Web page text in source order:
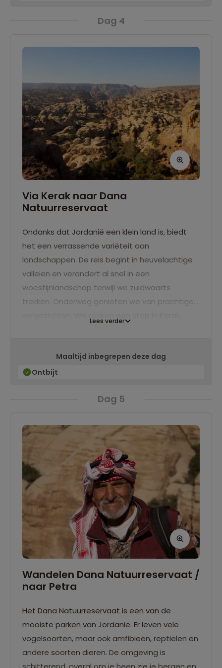
Dag 4
Via Kerak naar Dana
Natuurreservaat
Ondanks dat Jordanië een klein land is, biedt
het een verrassende variëteit aan
landschappen. De reis begint in heuvelachtige
valleien en verandert al snel in een
woestijnlandschap terwijl we zuidwaarts
trekken. Onderweg genieten we van prachtige
voort naar Dana, een pittoresk dorp dat
spectaculair boven een kloof ligt. Het uitzicht
adembenemend. We overnachten in een
kamers, dat wordt beheerd door The Royal
Society for the Conservation of Nature. Deze
organisatie is opgericht om toerisme en
natuurbescherming te combineren en leidt
lokale bewoners op tot gids.
Lees verder
Maaltijd inbegrepen deze dag
Ontbijt
Dag 5
Wandelen Dana Natuurreservaat /
naar Petra
Het Dana Natuurreservaat is een van de
mooiste parken van Jordanië. Er leven vele
vogelsoorten, maar ook amfibieën, reptielen en
andere soorten dieren. De omgeving is